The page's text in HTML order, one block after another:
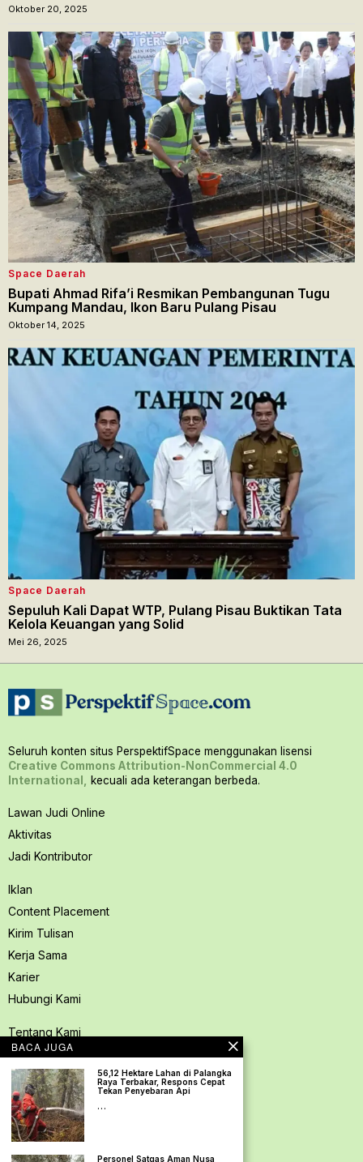
Oktober 20, 2025
Space Daerah
Bupati Ahmad Rifa’i Resmikan Pembangunan Tugu
Kumpang Mandau, Ikon Baru Pulang Pisau
Oktober 14, 2025
Space Daerah
Sepuluh Kali Dapat WTP, Pulang Pisau Buktikan Tata
Kelola Keuangan yang Solid
Mei 26, 2025
Seluruh konten situs PerspektifSpace menggunakan lisensi
Creative Commons Attribution-NonCommercial 4.0
International,
kecuali ada keterangan berbeda.
Lawan Judi Online
Aktivitas
Jadi Kontributor
Iklan
Content Placement
Kirim Tulisan
Kerja Sama
Karier
Hubungi Kami
Tentang Kami
Redaksi PerspektifSpace
Kode Etik Jurnalistik
Pedoman Media Siber
Kebijakan Privasi
Pedoman Ramah Anak
BACA JUGA
56,12 Hektare Lahan di Palangka
Raya Terbakar, Respons Cepat
Tekan Penyebaran Api
…
Personel Satgas Aman Nusa